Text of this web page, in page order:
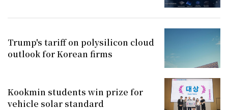
Trump's tariff on polysilicon cloud
outlook for Korean firms
Kookmin students win prize for
vehicle solar standard